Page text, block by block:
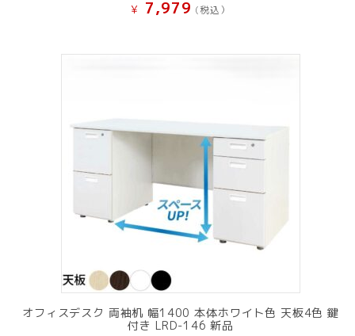
¥ 7,979 (税込）
オフィスデスク 両袖机 幅1400 本体ホワイト色 天板4色 鍵
付き LRD-146 新品